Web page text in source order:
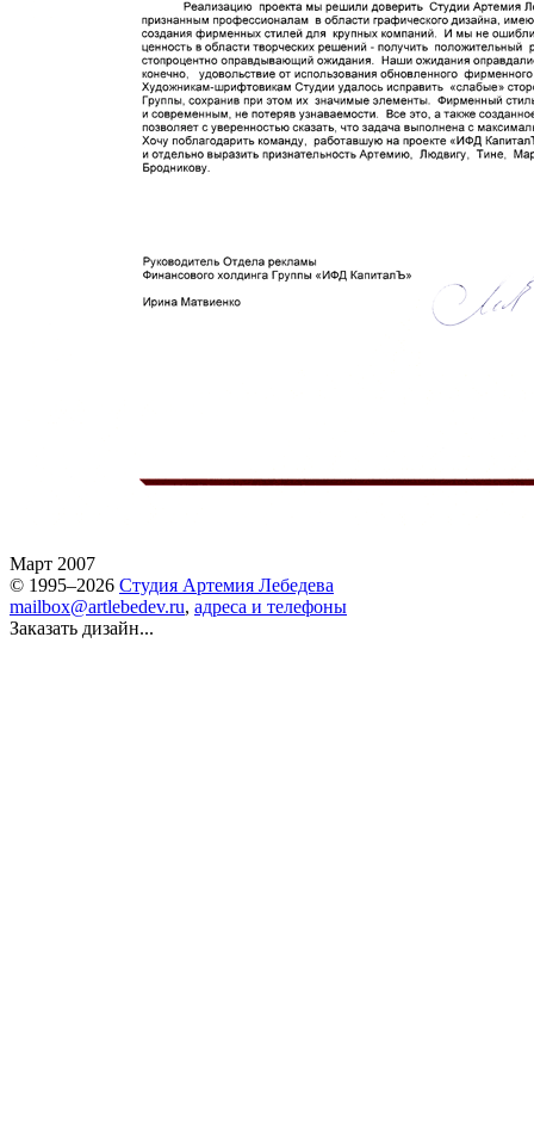
Март 2007
© 1995–2026 Студия Артемия Лебедева
mailbox@artlebedev.ru, адреса и телефоны
Заказать дизайн...